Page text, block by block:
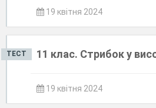
19 квітня 2024
ТЕСТ 11 клас. Стрибок у
19 квітня 2024